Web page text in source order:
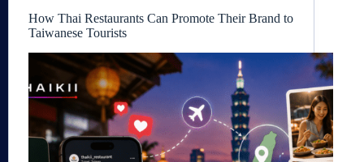
How Thai Restaurants Can Promote Their Brand to
Taiwanese Tourists